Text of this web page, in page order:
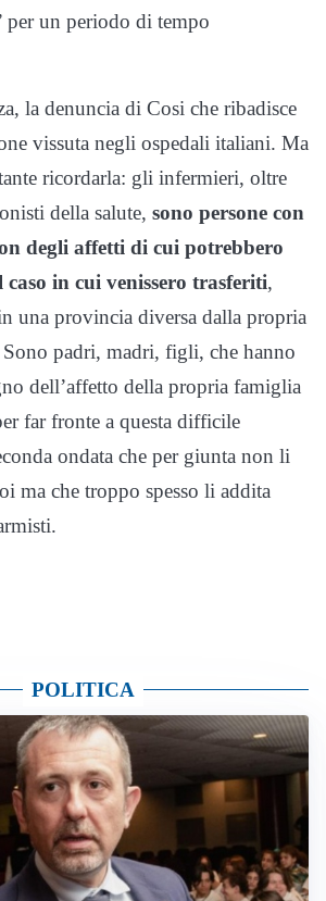
per un periodo di tempo
la denuncia di Cosi che ribadisce
vissuta negli ospedali italiani. Ma
ricordarla: gli infermieri, oltre
della salute, sono persone con
degli affetti di cui potrebbero
caso in cui venissero trasferiti,
una provincia diversa dalla propria
Sono padri, madri, figli, che hanno
dell’affetto della propria famiglia
far fronte a questa difficile
ondata che per giunta non li
ma che troppo spesso li addita
POLITICA